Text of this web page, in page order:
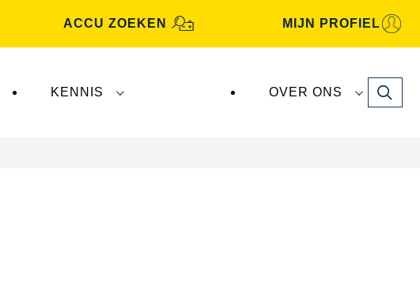
ACCU ZOEKEN MIJN PROFIEL
KENNIS OVER ONS Search